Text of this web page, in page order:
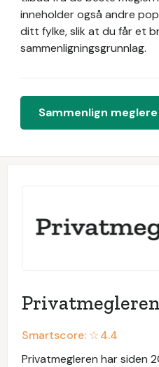
inneholder også andre
ditt fylke, slik at du får et
sammenligningsgrunnlag.
Sammenlign meglere
Privatmegleren
Smartscore: ☆4.4
Privatmegleren har siden